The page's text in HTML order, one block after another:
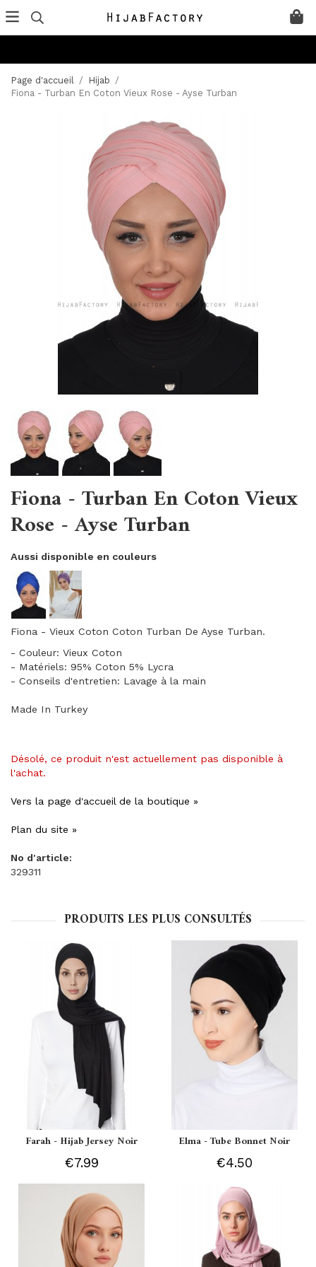
Page d'accueil / Hijab /
Fiona - Turban En Coton Vieux Rose - Ayse Turban
Fiona - Turban En Coton Vieux
Rose - Ayse Turban
Aussi disponible en couleurs
Fiona - Vieux Coton Coton Turban De Ayse Turban.
- Couleur: Vieux Coton
- Matériels: 95% Coton 5% Lycra
- Conseils d'entretien: Lavage à la main
Made In Turkey
Désolé, ce produit n'est actuellement pas disponible à
l'achat.
Vers la page d'accueil de la boutique »
Plan du site »
No d'article:
329311
PRODUITS LES PLUS CONSULTÉS
Farah - Hijab Jersey Noir
€7.99
Elma - Tube Bonnet Noir
€4.50